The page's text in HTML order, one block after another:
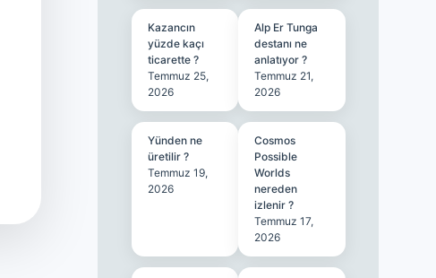
Kazancın
yüzde kaçı
ticarette ?
Temmuz 25,
2026
Alp Er Tunga
destanı ne
anlatıyor ?
Temmuz 21,
2026
Yünden ne
üretilir ?
Temmuz 19,
2026
Cosmos
Possible
Worlds
nereden
izlenir ?
Temmuz 17,
2026